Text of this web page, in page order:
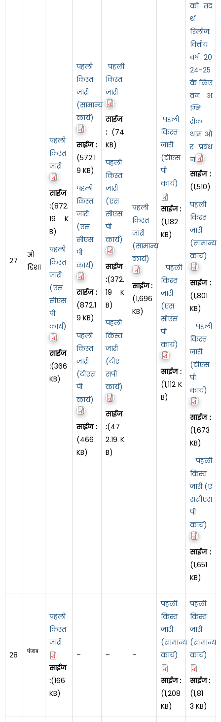
27
ओ
डिशा
पहली
किस्त
जारी
साईज
:(872.
19 K
B)
पहली
किस्त
जारी
(एस
सीएस
पी
कार्य)
साईज
:(366
KB)
पहली
किस्त
जारी
(सामान्य
कार्य)
साईज :
(572.1
9 KB)
पहली
किस्त
जारी
(एस
सीएस
पी
कार्य)
साईज :
(872.1
9 KB)
पहली
किस्त
जारी
(टीएस
पी
कार्य)
साईज :
(466
KB)
पहली
किस्त
जारी
साईज
:(74
KB)
पहली
किस्त
जारी
(एस
सीएस
पी
कार्य)
साईज
:(372.
19 K
B)
पहली
किस्त
जारी
(टीए
सपी
कार्य)
साईज
:(47
2.19 K
B)
पहली
किस्त
जारी
(सामान्य
कार्य)
साईज :
(1,696
KB)
पहली
किस्त
जारी
(टीएस
पी
कार्य)
साईज :
(1,182
KB)
पहली
किस्त
जारी
(एस
सीएस
पी
कार्य)
साईज :
(1,112 K
B)
को तद
र्थ
रिलीज:
वित्तीय
वर्ष 20
24-25
के लिए
वन अ
ग्नि
रोक
थाम औ
र प्रबंध
न
साईज :
(1,510)
पहली
किस्त
जारी
(सामान्य
कार्य)
साईज :
(1,801
KB)
पहली
किस्त
जारी
(टीएस
पी
कार्य)
साईज :
(1,673
KB)
पहली
किस्त
जारी (ए
ससीएस
पी
कार्य)
साईज :
(1,651
KB)
28 पंजाब
पहली
किस्त
जारी
साईज
:(166
KB)
– – –
पहली
किस्त
जारी
(सामान्य
कार्य)
साईज :
(1,208
KB)
पहली
किस्त
जारी
(सामान्य
कार्य)
साईज :
(1,81
3 KB)